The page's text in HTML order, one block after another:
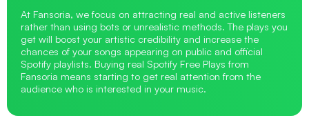
At Fansoria, we focus on attracting real and active listeners
rather than using bots or unrealistic methods. The plays you
get will boost your artistic credibility and increase the
chances of your songs appearing on public and official
Spotify playlists. Buying real Spotify Free Plays from
Fansoria means starting to get real attention from the
audience who is interested in your music.